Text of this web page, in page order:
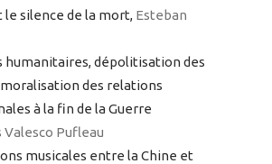
le silence de la mort, Esteban
humanitaires, dépolitisation des
des relations
à la fin de la Guerre
Valesco Pufleau
musicales entre la Chine et